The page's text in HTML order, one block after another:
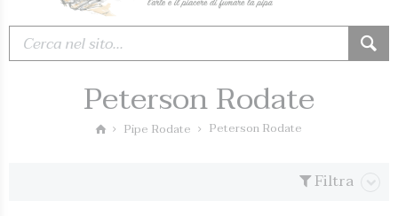
Peterson Rodate
Pipe Rodate Peterson Rodate
Filtra